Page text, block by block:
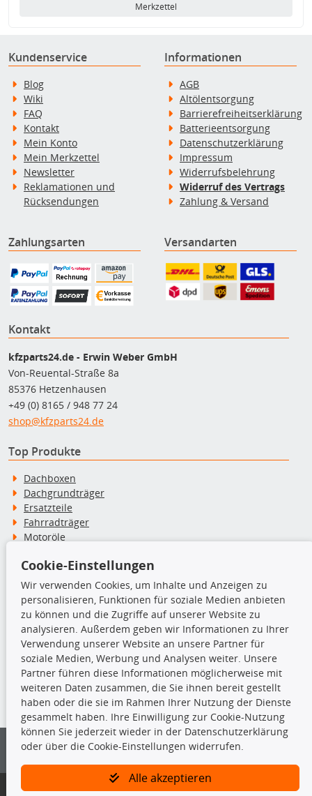
Merkzettel
Kundenservice
Blog
Wiki
FAQ
Kontakt
Mein Konto
Mein Merkzettel
Newsletter
Reklamationen und
Rücksendungen
Informationen
AGB
Altölentsorgung
Barrierefreiheitserklärung
Batterieentsorgung
Datenschutzerklärung
Impressum
Widerrufsbelehrung
Widerruf des Vertrags
Zahlung & Versand
Zahlungsarten Versandarten
Kontakt
kfzparts24.de - Erwin Weber GmbH
Von-Reuental-Straße 8a
85376 Hetzenhausen
+49 (0) 8165 / 948 77 24
shop@kfzparts24.de
Top Produkte
Dachboxen
Dachgrundträger
Ersatzteile
Fahrradträger
Motoröle
Schneeketten
TecDoc Inside
Die hier angezeigten Daten insbesondere die gesamte Datenbank dürfen
nicht kopiert werden.
Es ist zu unterlassen, die Daten oder die gesamte Datenbank ohne
vorherige Zustimmung von TecDoc zu vervielfältigen, zu verbreiten
und/oder diese Handlungen durch Dritte ausführen zu lassen. Ein
Bitte prüfen Sie, ob das über unseren Onlineshop identifizierte Ersatzteil
Cookie-Einstellungen
Wir verwenden Cookies, um Inhalte und Anzeigen zu
personalisieren, Funktionen für soziale Medien anbieten
zu können und die Zugriffe auf unserer Website zu
analysieren. Außerdem geben wir Informationen zu Ihrer
Verwendung unserer Website an unsere Partner für
soziale Medien, Werbung und Analysen weiter. Unsere
Partner führen diese Informationen möglicherweise mit
weiteren Daten zusammen, die Sie ihnen bereit gestellt
haben oder die sie im Rahmen Ihrer Nutzung der Dienste
gesammelt haben. Ihre Einwilligung zur Cookie-Nutzung
können Sie jederzeit wieder in der Datenschutzerklärung
oder über die Cookie-Einstellungen widerrufen.
Alle akzeptieren